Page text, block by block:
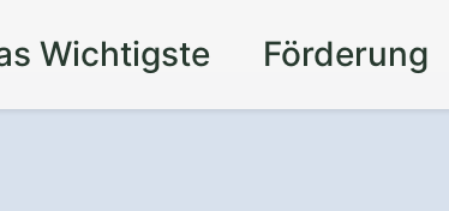
Wichtigste Förderung